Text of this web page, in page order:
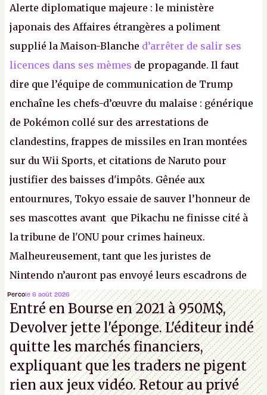
Alerte diplomatique majeure : le ministère
japonais des Affaires étrangères a poliment
supplié la Maison-Blanche d’arrêter de salir ses
licences dans ses mèmes de propagande. Il faut
dire que l’équipe de communication de Trump
enchaîne les chefs-d’œuvre du malaise : générique
de Pokémon collé sur des arrestations de
clandestins, frappes de missiles en Iran montées
sur du Wii Sports, et citations de Naruto pour
justifier des baisses d'impôts. Gênée aux
entournures, Tokyo essaie de sauver l’honneur de
ses mascottes avant que Pikachu ne finisse cité à
la tribune de l'ONU pour crimes haineux.
Malheureusement, tant que les juristes de
Nintendo n’auront pas envoyé leurs escadrons de
la mort judiciaires pour distribuer du copyright
strike à tour de bras, l'Oncle Sam continuera
d'étaler sa confiture intellectuelle sur vos
souvenirs d'enfance.P.
Percole 6 août 2026
Entré en Bourse en 2021 à 950M$,
Devolver jette l'éponge. L'éditeur indé
quitte les marchés financiers,
expliquant que les traders ne pigent
rien aux jeux vidéo. Retour au privé